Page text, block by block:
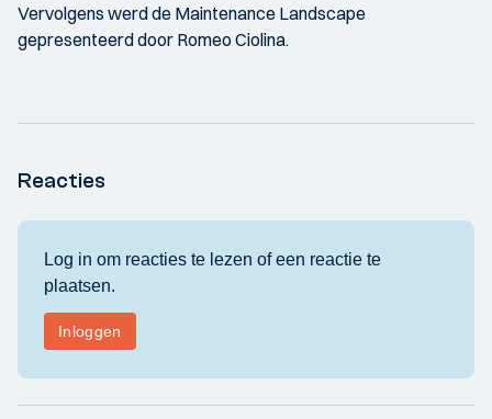
Vervolgens werd de Maintenance Landscape
gepresenteerd door Romeo Ciolina.
Reacties